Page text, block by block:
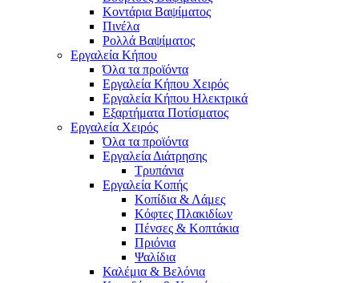
Κοντάρια Βαψίματος
Πινέλα
Ρολλά Βαψίματος
Εργαλεία Κήπου
Όλα τα προϊόντα
Εργαλεία Κήπου Χειρός
Εργαλεία Κήπου Ηλεκτρικά
Εξαρτήματα Ποτίσματος
Εργαλεία Χειρός
Όλα τα προϊόντα
Εργαλεία Διάτρησης
Τρυπάνια
Εργαλεία Κοπής
Κοπίδια & Λάμες
Κόφτες Πλακιδίων
Πένσες & Κοπτάκια
Πριόνια
Ψαλίδια
Καλέμια & Βελόνια